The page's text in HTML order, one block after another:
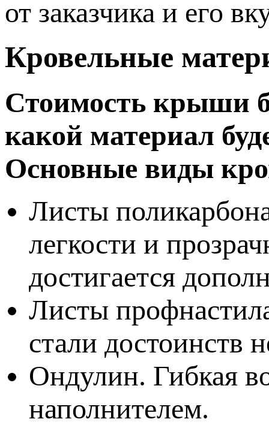
от заказчика и его
Кровельные
Стоимость крыши
какой материал
Основные виды
Листы
легкости и
достигается
Листы
стали достоинств
Ондулин. Гибкая
наполнителем.